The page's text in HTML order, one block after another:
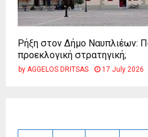
Ρήξη στον Δήμο Ναυπλιέων:
προεκλογική στρατηγική;
by AGGELOS DRITSAS 17 July 2026